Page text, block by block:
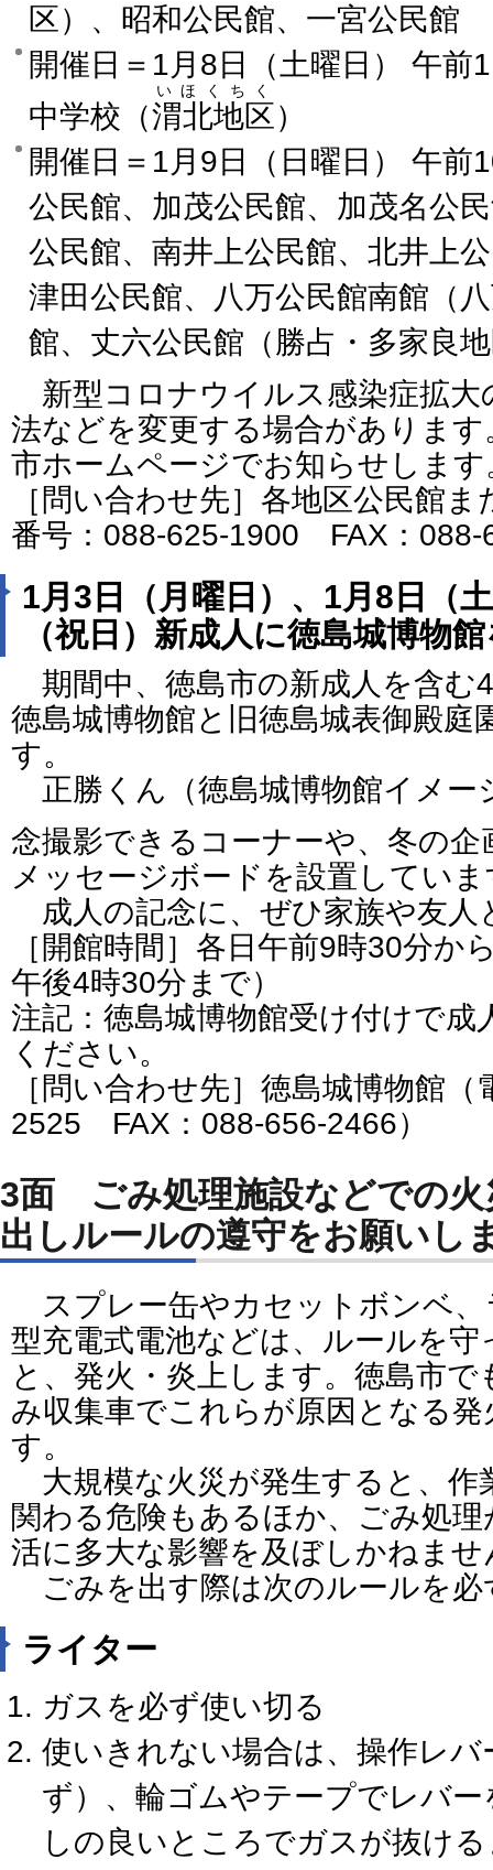
区）、昭和公民館、一宮公民館
開催日＝1月8日（土曜日） 午前
中学校（渭北地区
いほくちく
）
開催日＝1月9日（日曜日） 午前
公民館、加茂公民館、加茂名公
公民館、南井上公民館、北井上
津田公民館、八万公民館南館（
館、丈六公民館（勝占・多家良
新型コロナウイルス感染症拡大
法などを変更する場合がありま
市ホームページでお知らせします
［問い合わせ先］各地区公民館
番号：088-625-1900 FAX：
1月3日（月曜日）、1月8日（
（祝日）新成人に徳島城博物
期間中、徳島市の新成人を含む
徳島城博物館と旧徳島城表御殿庭
す。
正勝くん（徳島城博物館イメー
念撮影できるコーナーや、冬の企
メッセージボードを設置していま
成人の記念に、ぜひ家族や友人
［開館時間］各日午前9時30分か
午後4時30分まで）
注記：徳島城博物館受け付けで成
ください。
［問い合わせ先］徳島城博物館
2525 FAX：088-656-2466）
3面 ごみ処理施設などでの
出しルールの遵守をお願いし
スプレー缶やカセットボンベ、
型充電式電池などは、ルールを
と、発火・炎上します。徳島市
み収集車でこれらが原因となる
す。
大規模な火災が発生すると、作
関わる危険もあるほか、ごみ処
活に多大な影響を及ぼしかねませ
ごみを出す際は次のルールを必
ライター
ガスを必ず使い切る
使いきれない場合は、操作レ
ず）、輪ゴムやテープでレバ
しの良いところでガスが抜け